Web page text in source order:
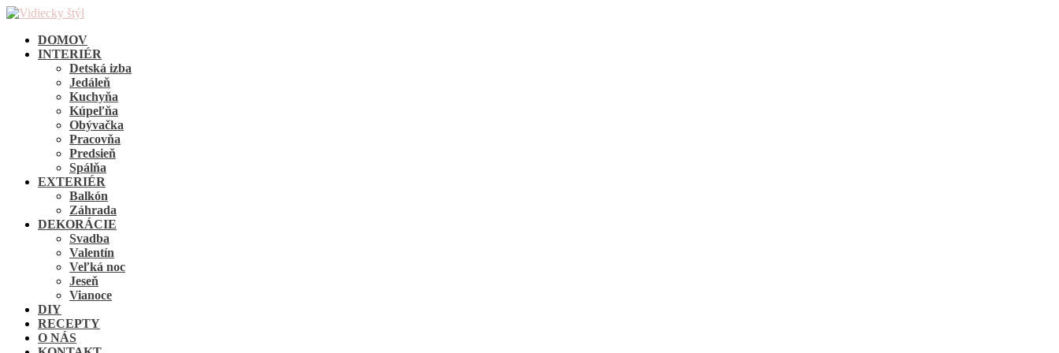
DOMOV
INTERIÉR
Detská izba
Jedáleň
Kuchyňa
Kúpeľňa
Obývačka
Pracovňa
Predsieň
Spálňa
EXTERIÉR
Balkón
Záhrada
DEKORÁCIE
Svadba
Valentín
Veľká noc
Jeseň
Vianoce
DIY
RECEPTY
O NÁS